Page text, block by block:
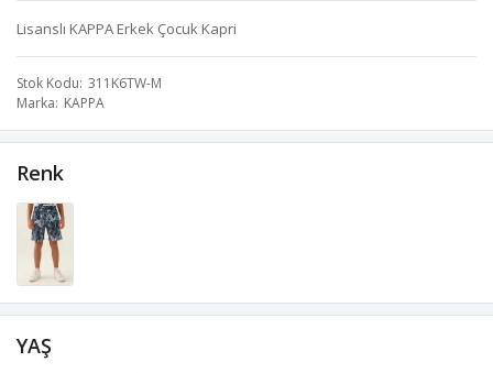
Lisanslı KAPPA Erkek Çocuk Kapri
Stok Kodu 311K6TW-M
Marka KAPPA
Renk
YAŞ